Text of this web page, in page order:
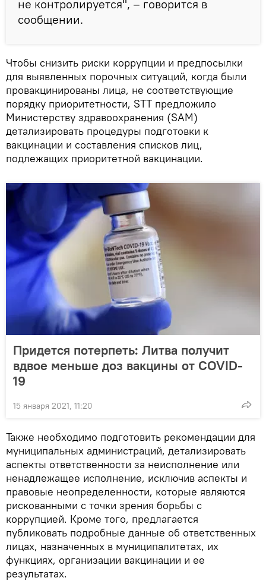
не контролируется", – говорится в
сообщении.
Чтобы снизить риски коррупции и предпосылки
для выявленных порочных ситуаций, когда были
провакцинированы лица, не соответствующие
порядку приоритетности, STT предложило
Министерству здравоохранения (SAM)
детализировать процедуры подготовки к
вакцинации и составления списков лиц,
подлежащих приоритетной вакцинации.
Придется потерпеть: Литва получит
вдвое меньше доз вакцины от COVID-
19
15 января 2021, 11:20
Также необходимо подготовить рекомендации для
муниципальных администраций, детализировать
аспекты ответственности за неисполнение или
ненадлежащее исполнение, исключив аспекты и
правовые неопределенности, которые являются
рискованными с точки зрения борьбы с
коррупцией. Кроме того, предлагается
публиковать подробные данные об ответственных
лицах, назначенных в муниципалитетах, их
функциях, организации вакцинации и ее
результатах.